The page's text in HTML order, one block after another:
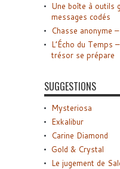
Une boîte à outils
messages codés
Chasse anonyme
L’Écho du Temps
trésor se prépare
SUGGESTIONS
Mysteriosa
Exkalibur
Carine Diamond
Gold & Crystal
Le jugement de